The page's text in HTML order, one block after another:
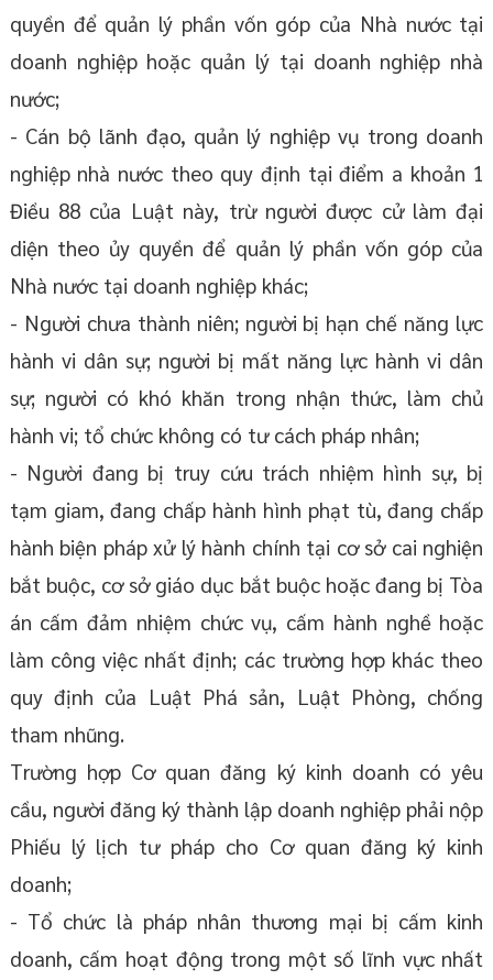
quyền để quản lý phần vốn góp của Nhà nước tại
doanh nghiệp hoặc quản lý tại doanh nghiệp nhà
nước;
- Cán bộ lãnh đạo, quản lý nghiệp vụ trong doanh
nghiệp nhà nước theo quy định tại điểm a khoản 1
Điều 88 của Luật này, trừ người được cử làm đại
diện theo ủy quyền để quản lý phần vốn góp của
Nhà nước tại doanh nghiệp khác;
- Người chưa thành niên; người bị hạn chế năng lực
hành vi dân sự; người bị mất năng lực hành vi dân
sự; người có khó khăn trong nhận thức, làm chủ
hành vi; tổ chức không có tư cách pháp nhân;
- Người đang bị truy cứu trách nhiệm hình sự, bị
tạm giam, đang chấp hành hình phạt tù, đang chấp
hành biện pháp xử lý hành chính tại cơ sở cai nghiện
bắt buộc, cơ sở giáo dục bắt buộc hoặc đang bị Tòa
án cấm đảm nhiệm chức vụ, cấm hành nghề hoặc
làm công việc nhất định; các trường hợp khác theo
quy định của Luật Phá sản, Luật Phòng, chống
tham nhũng.
Trường hợp Cơ quan đăng ký kinh doanh có yêu
cầu, người đăng ký thành lập doanh nghiệp phải nộp
Phiếu lý lịch tư pháp cho Cơ quan đăng ký kinh
doanh;
- Tổ chức là pháp nhân thương mại bị cấm kinh
doanh, cấm hoạt động trong một số lĩnh vực nhất